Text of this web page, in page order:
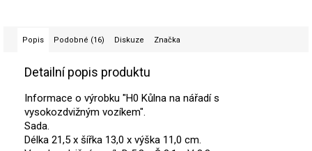
Popis Podobné (16) Diskuze Značka
Detailní popis produktu
Informace o výrobku "H0 Kůlna na nářadí s
vysokozdvižným vozíkem".
Sada.
Délka 21,5 x šířka 13,0 x výška 11,0 cm.